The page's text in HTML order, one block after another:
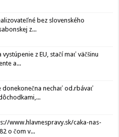
bez slovenského
z...
z EU, stačí mať väčšinu
a...
donekonečna nechať od.rbávať
www.hlavnespravy.sk/caka-nas-
o čom v...